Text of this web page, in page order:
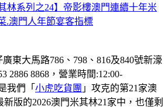
林系列之24】帝影樓澳門連續十年米
.澳門人年節宴客指標
東大馬路786、798、816及840號新濠
2886 8868，營業時間:12:00-
我們「 小虎吃貨團 」攻克的第21家澳
版的2026澳門米其林21家中，也僅剩